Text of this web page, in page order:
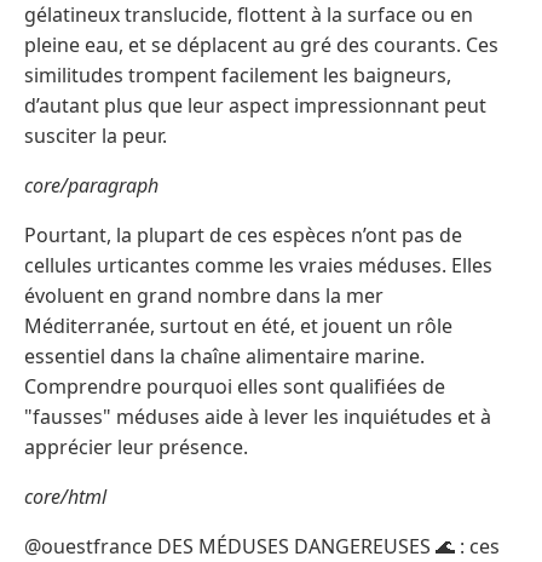
gélatineux translucide, flottent à la surface ou en
pleine eau, et se déplacent au gré des courants. Ces
similitudes trompent facilement les baigneurs,
d’autant plus que leur aspect impressionnant peut
susciter la peur.
core/paragraph
Pourtant, la plupart de ces espèces n’ont pas de
cellules urticantes comme les vraies méduses. Elles
évoluent en grand nombre dans la mer
Méditerranée, surtout en été, et jouent un rôle
essentiel dans la chaîne alimentaire marine.
Comprendre pourquoi elles sont qualifiées de
"fausses" méduses aide à lever les inquiétudes et à
apprécier leur présence.
core/html
@ouestfrance DES MÉDUSES DANGEREUSES 🌊 : ces